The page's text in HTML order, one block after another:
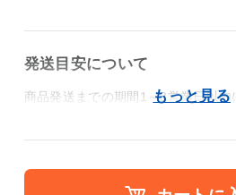
発送目安について
商品発送までの期間1～3営業日以内